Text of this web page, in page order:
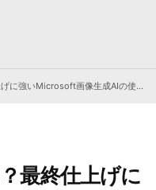
画像生成AIの使い方・比較・活用法
最終仕上げに